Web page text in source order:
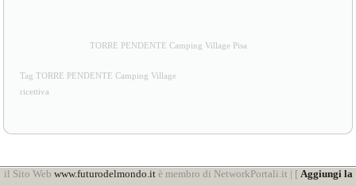
TORRE PENDENTE Camping Village Pisa
Tag TORRE PENDENTE Camping Village
ricettiva
il Sito Web www.futurodelmondo.itè membro di NetworkPortali.it | [ Aggiungi la